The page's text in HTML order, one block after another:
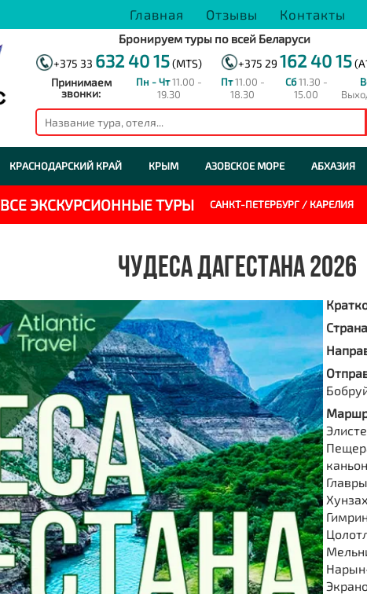
Главная Отзывы Контакты
Бронируем туры по всей Беларуси
+375 33 632 40 15(MTS) +375 29 162 40 15
Принимаем
звонки:
Пн - Чт11.00 -
19.30
Пт11.00 -
18.30
Сб11.30 -
15.00
КРАСНОДАРСКИЙ КРАЙ КРЫМ АЗОВСКОЕ МОРЕ АБХАЗИЯ
ВСЕ ЭКСКУРСИОННЫЕ ТУРЫ САНКТ-ПЕТЕРБУРГ / КАРЕЛИЯ
ЧУДЕСА ДАГЕСТАНА 2026